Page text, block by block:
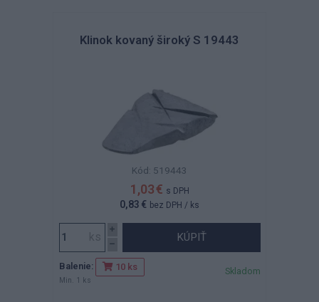
Klinok kovaný široký S 19443
Kód: 519443
1,03 € s DPH
0,83 € bez DPH / ks
KÚPIŤ
Balenie: 10 ks
Min. 1 ks
Skladom